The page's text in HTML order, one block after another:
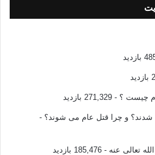
چیست ؟ - 271,329 بازدید
شدند؟ و چرا قتل عام می شوند؟ -
تعالی عنه - 185,476 بازدید